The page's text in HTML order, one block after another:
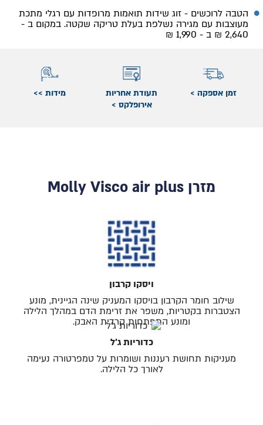
הטבה לרוכשים - זוג שידות תואמות מרופדות עם רגלי מתכת
מעוצבות עם מגירה נשלפת בעלת טריקה שקטה. במקום ב -
2,640 ₪ ב - 1,990 ₪
זמן אספקה >
תעודת אחריות
אירופלקס >
מידות >>
מזרן Molly Visco air plus
ויסקו קרבון
שילוב חומר הקרבון בויסקו המעניק שינה הגיינית, מונע
הצטברות בקטריות, משפר את זרימת הדם במהלך הלילה
ומונע התפתחות קרדית האבק.
כדוריות ג׳ל
מעניקות תחושת רעננות ושומרות על טמפרטורה נעימה
לאורך כל הלילה.